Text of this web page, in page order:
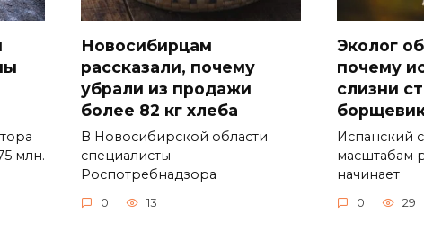
млн.
Новосибирцам
рассказали, почему
убрали из продажи
более 82 кг хлеба
В Новосибирской области
специалисты
Роспотребнадзора
0 13
Эколог
почему
слизни
Испанский
масштабам
начинает
0 29